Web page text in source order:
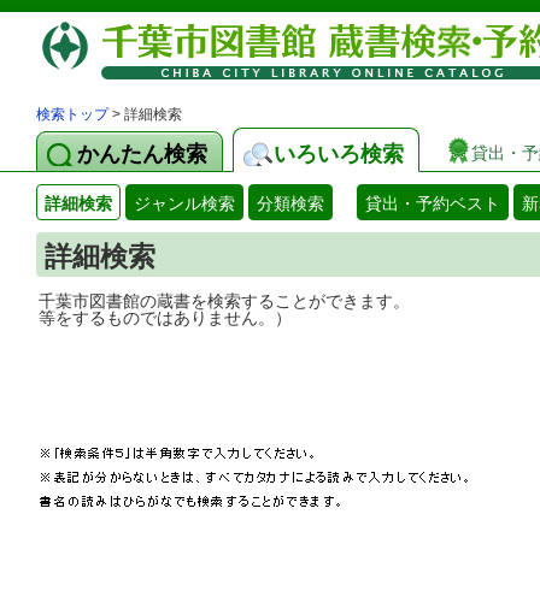
検索トップ> 詳細検索
かんたん検索 いろいろ検索 貸出・
詳細検索 ジャンル検索 分類検索 貸出・予約ベスト
詳細検索
千葉市図書館の蔵書を検索することがで
等をするものではありません。）